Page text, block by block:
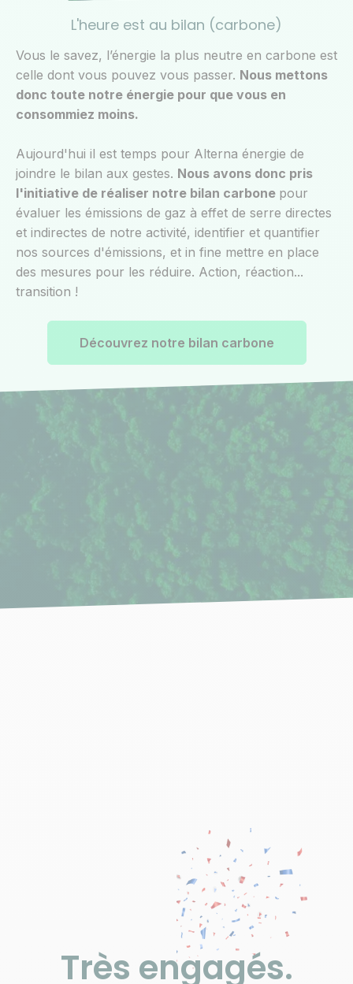
L'heure est au bilan (carbone)
Vous le savez, l’énergie la plus neutre en carbone est
celle dont vous pouvez vous passer. Nous mettons
donc toute notre énergie pour que vous en
consommiez moins.
Aujourd'hui il est temps pour Alterna énergie de
joindre le bilan aux gestes. Nous avons donc pris
l'initiative de réaliser notre bilan carbone pour
évaluer les émissions de gaz à effet de serre directes
et indirectes de notre activité, identifier et quantifier
nos sources d'émissions, et in fine mettre en place
des mesures pour les réduire. Action, réaction...
transition !
Découvrez notre bilan carbone
Très engagés.